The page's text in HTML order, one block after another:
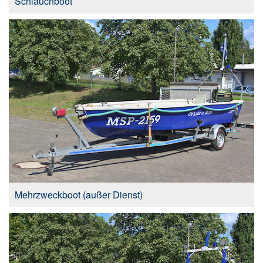
Mehrzweckboot (außer Dienst)